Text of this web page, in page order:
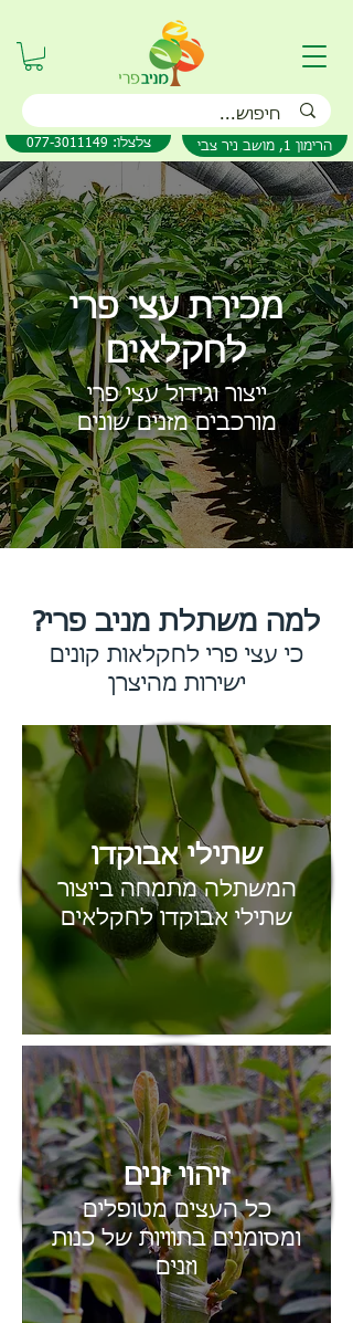
077-3011149 :צלצלו הרימון 1, מושב ניר צבי
מכירת עצי פרי
לחקלאים
ייצור וגידול עצי פרי
מורכבים מזנים שונים
למה משתלת מניב פרי?
כי עצי פרי לחקלאות קונים
ישירות מהיצרן
שתילי אבוקדו
המשתלה מתמחה בייצור
שתילי אבוקדו לחקלאים
זיהוי זנים
כל העצים מטופלים
ומסומנים בתוויות של כנות
וזנים